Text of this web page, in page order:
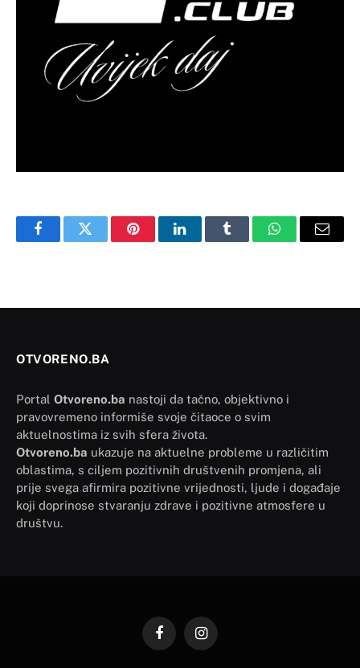
FacebookTwitter PinterestLinkedInTumblr WhatsAppEmail
OTVORENO.BA
Portal Otvoreno.ba nastoji da tačno, objektivno i
pravovremeno informiše svoje čitaoce o svim
aktuelnostima iz svih sfera života.
Otvoreno.ba ukazuje na aktuelne probleme u različitim
oblastima, s ciljem pozitivnih društvenih promjena, ali
prije svega afirmira pozitivne vrijednosti, ljude i događaje
koji doprinose stvaranju zdrave i pozitivne atmosfere u
društvu.
FacebookInstagram